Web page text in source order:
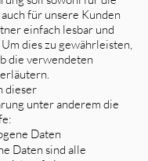
für unsere Kunden
einfach lesbar und
dies zu gewährleisten,
die verwendeten
dieser
unter anderem die
Daten
Daten sind alle